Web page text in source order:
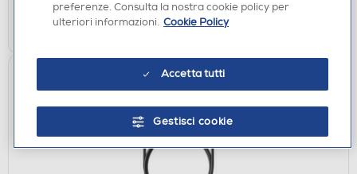
AGGIUNGI
preferenze. Consulta la nostra cookie policy per
ulteriori informazioni. Cookie Policy
Accetta tutti
Gestisci cookie